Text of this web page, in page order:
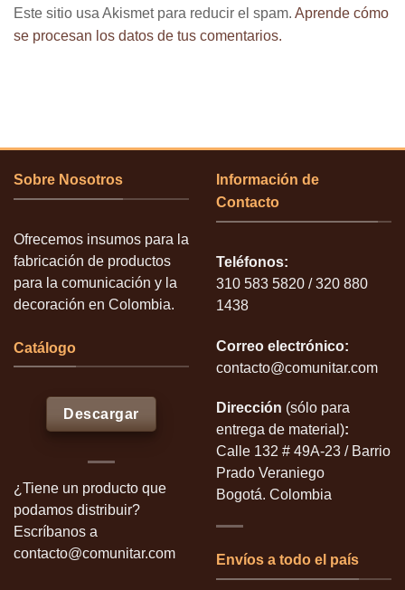
Este sitio usa Akismet para reducir el spam. Aprende cómo
se procesan los datos de tus comentarios.
Sobre Nosotros
Ofrecemos insumos para la
fabricación de productos
para la comunicación y la
decoración en Colombia.
Catálogo
Descargar
¿Tiene un producto que
podamos distribuir?
Escríbanos a
contacto@comunitar.com
Información de
Contacto
Teléfonos:
310 583 5820 / 320 880
1438
Correo electrónico:
contacto@comunitar.com
Dirección (sólo para
entrega de material):
Calle 132 # 49A-23 / Barrio
Prado Veraniego
Bogotá. Colombia
Envíos a todo el país